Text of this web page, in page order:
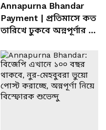
Annapurna Bhandar
Payment | প্রতিমাসে কত
তারিখে ঢুকবে অন্নপূর্ণার ৩